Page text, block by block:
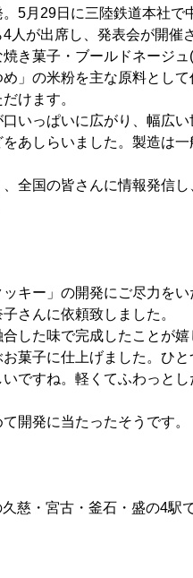
5月29日に三陸鉄道本社で
が出席し、発表会が開催
き菓子・ブールドネージュ
」の米粉を主な原料とし
けます。
いっぱいに広がり、幅広い
あしらいました。製造は
全国の皆さんに情報発信
キー」の開発にご尽力を
さんに依頼致しました。
した味で完成したことが
菓子に仕上げました。ひ
ですね。軽くてふわっと
開発に当たったそうです。
慈・宮古・釜石・盛の4駅